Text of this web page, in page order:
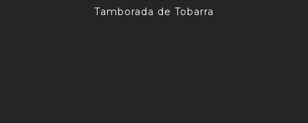
Tamborada de Tobarra